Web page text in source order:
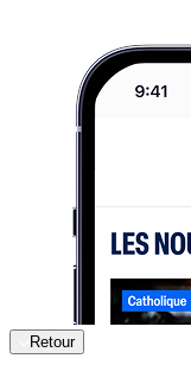
Retour